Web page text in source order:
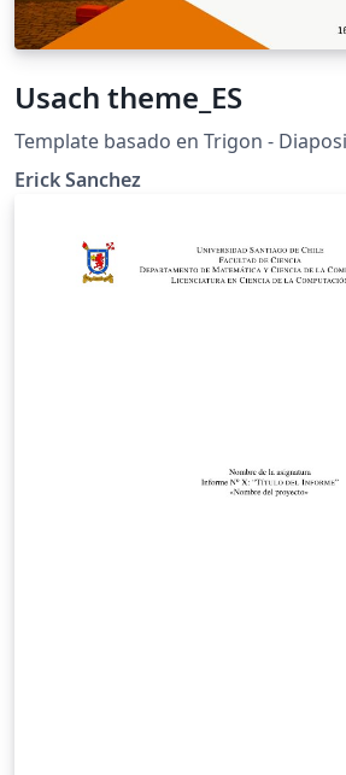
Usach theme_ES
Template basado en Trigon -
Erick Sanchez